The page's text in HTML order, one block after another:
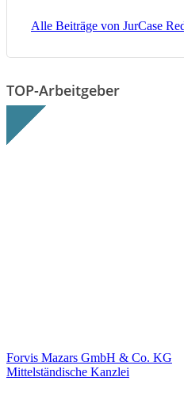
Alle Beiträge von JurCase
TOP-Arbeitgeber
Forvis Mazars GmbH & Co. KG
Mittelständische Kanzlei